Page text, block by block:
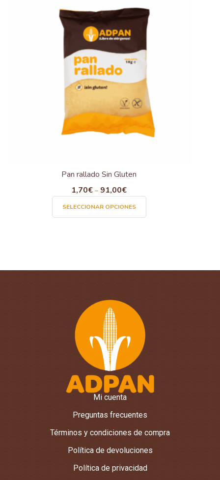
Pan rallado Sin Gluten
1,70€ – 91,00€
SELECCIONAR OPCIONES
producto
opciones
Mi cuenta
Preguntas frecuentes
Términos y condiciones de compra
Política de devoluciones
Política de privacidad